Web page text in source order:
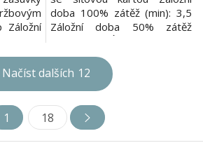
Záložní
zátěž
[W]: 2
[V]:
240 V
doba 100% zátěž (min): 3,5
Záložní doba 50% zátěž
výstupního výkonu [W]: 2 200
Kapacita výstupního výkonu
[VA]: 2 200 Jmenovité
200/208/220/230/240 V
Topologie: Dvojitá konverze
v reálném čase se
Načíst dalších 12
1 18